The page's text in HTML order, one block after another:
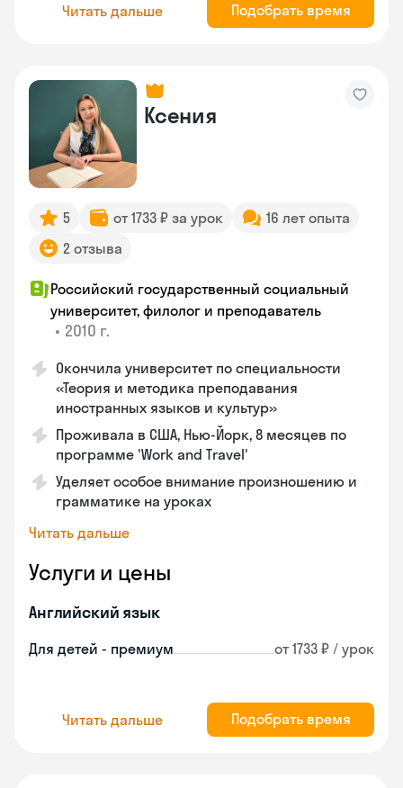
Читать дальше Подобрать время
Ксения
5 от 1733 ₽ за урок
16 лет опыта
2 отзыва
Российский государственный социальный
университет, филолог и преподаватель
• 2010 г.
Окончила университет по специальности
«Теория и методика преподавания
иностранных языков и культур»
Проживала в США, Нью-Йорк, 8 месяцев по
программе 'Work and Travel'
Уделяет особое внимание произношению и
грамматике на уроках
Читать дальше
Услуги и цены
Английский язык
Для детей - премиум от 1733 ₽ / урок
Читать дальше Подобрать время